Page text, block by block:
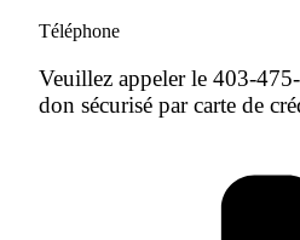
Téléphone
Veuillez appeler le 403-
don sécurisé par carte de